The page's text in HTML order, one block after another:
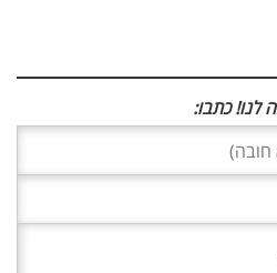
לנו! כתבו: